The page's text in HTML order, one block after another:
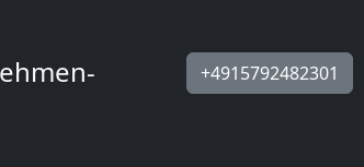
+4915792482301